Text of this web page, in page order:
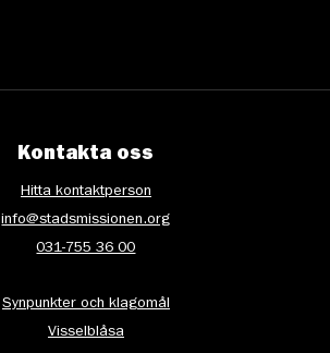
Kontakta oss
Hitta kontaktperson
info@stadsmissionen.org
031-755 36 00
Synpunkter och klagomål
Visselblåsa